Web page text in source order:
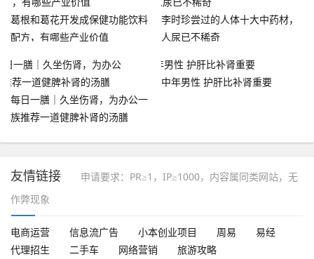
葛根和葛花开发成保健功能饮料
配方，有哪些产业价值
李时珍尝过的人体十大中药材，
人尿已不稀奇
每日一膳｜久坐伤肾，为办公一
族推荐一道健脾补肾的汤膳
中年男性 护肝比补肾重要
友情链接
申请要求：PR≥1，IP≥1000，内容属同类网站，无
作弊现象
电商运营 信息流广告 小本创业项目 周易
易经
代理招生
二手车 网络营销
旅游攻略